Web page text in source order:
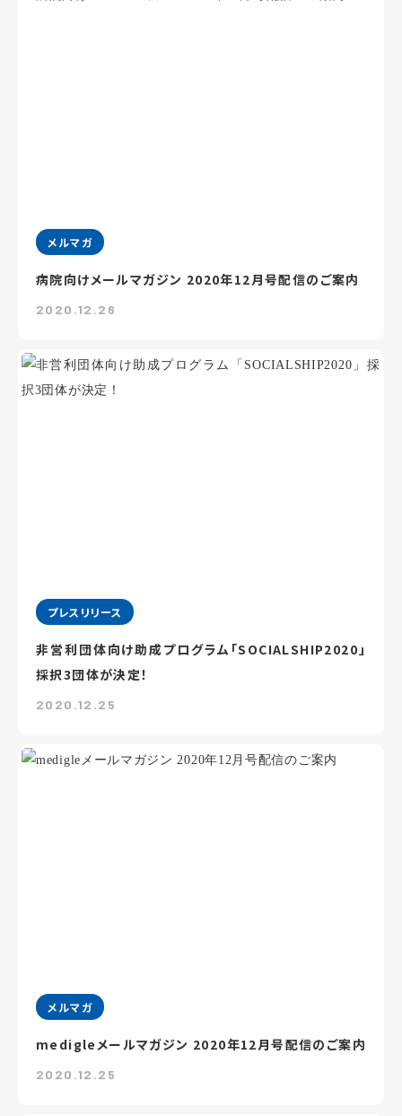
メルマガ
病院向けメールマガジン 2020年12月号配信のご案内
2020.12.26
プレスリリース
非営利団体向け助成プログラム「SOCIALSHIP2020」
採択3団体が決定！
2020.12.25
メルマガ
medigleメールマガジン 2020年12月号配信のご案内
2020.12.25